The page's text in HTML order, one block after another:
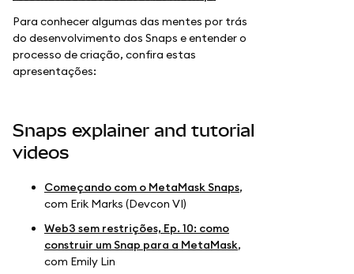
Para conhecer algumas das mentes por trás
do desenvolvimento dos Snaps e entender o
processo de criação, confira estas
apresentações:
Snaps explainer and tutorial
videos
Começando com o MetaMask Snaps,
com Erik Marks (Devcon VI)
Web3 sem restrições, Ep. 10: como
construir um Snap para a MetaMask,
com Emily Lin